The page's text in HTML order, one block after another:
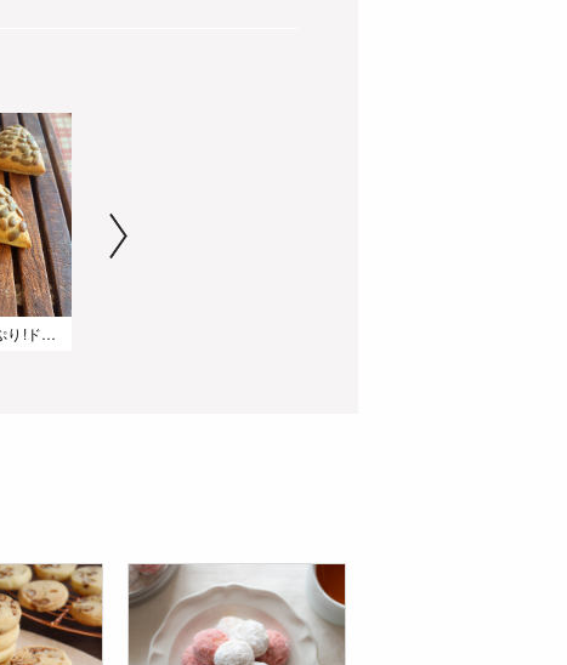
かぼちゃの種たっぷり!ドイツの食事パン【キュルビスケルンブロートヒェン】